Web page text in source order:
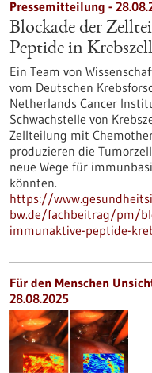
Pressemitteilung -
Blockade der
Peptide in
Ein Team von
vom Deutschen
Netherlands Cancer
Schwachstelle von
Zellteilung mit
produzieren die
neue Wege für
könnten.
https://
bw.de/fachbeitrag/pm/
immunaktive-peptide-
Für den Menschen
28.08.2025